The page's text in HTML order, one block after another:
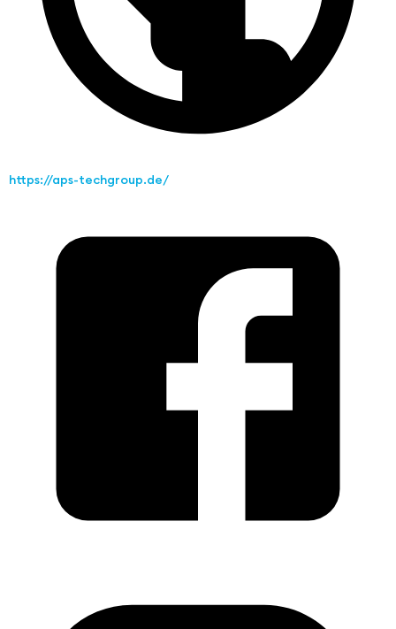
https://aps-techgroup.de/